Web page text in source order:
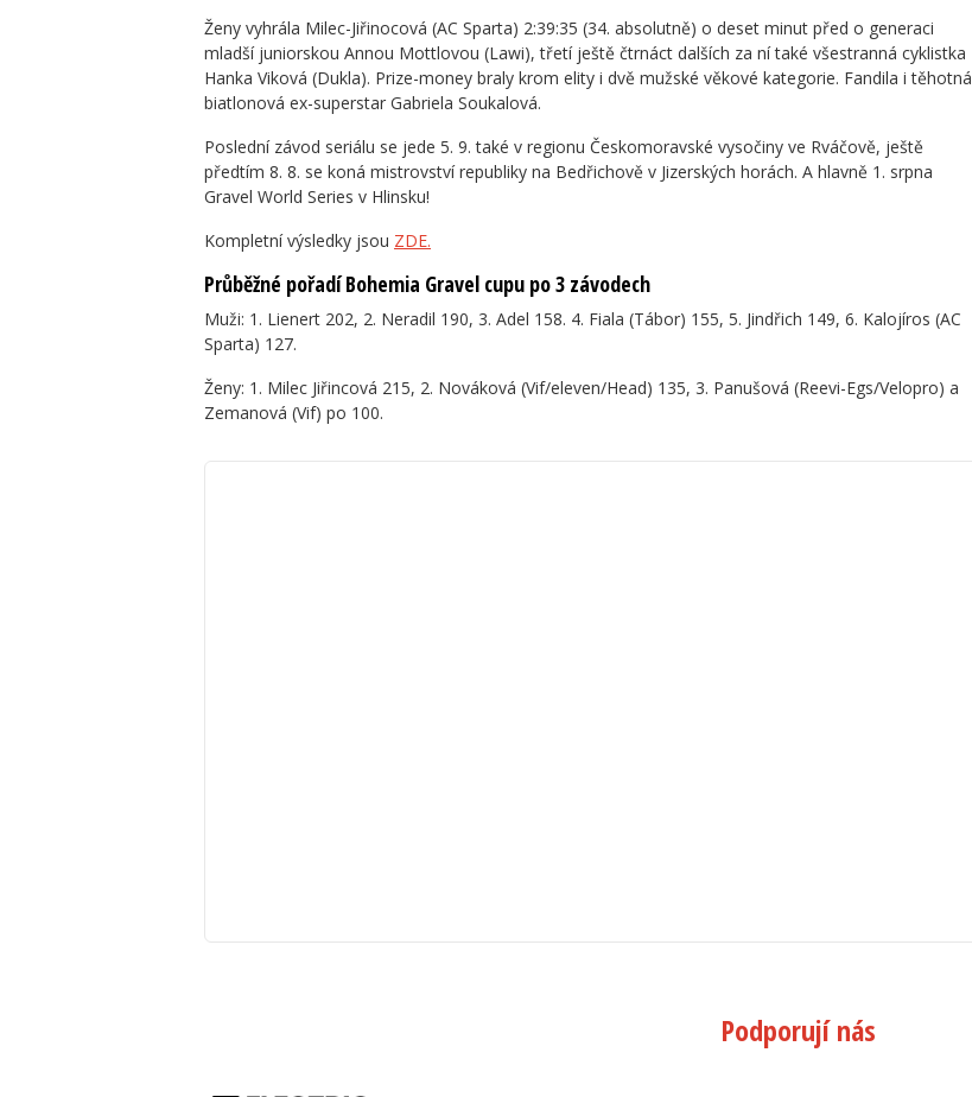
Ženy vyhrála Milec-Jiřinocová (AC Sparta) 2:39:35 (34. absolutně) o deset minut před o generaci
mladší juniorskou Annou Mottlovou (Lawi), třetí ještě čtrnáct dalších za ní také všestranná cyklistka
Hanka Viková (Dukla). Prize-money braly krom elity i dvě mužské věkové kategorie. Fandila i těhotná
biatlonová ex-superstar Gabriela Soukalová.
Poslední závod seriálu se jede 5. 9. také v regionu Českomoravské vysočiny ve Rváčově, ještě
předtím 8. 8. se koná mistrovství republiky na Bedřichově v Jizerských horách. A hlavně 1. srpna
Gravel World Series v Hlinsku!
Kompletní výsledky jsou ZDE.
Průběžné pořadí Bohemia Gravel cupu po 3 závodech
Muži: 1. Lienert 202, 2. Neradil 190, 3. Adel 158. 4. Fiala (Tábor) 155, 5. Jindřich 149, 6. Kalojíros (AC
Sparta) 127.
Ženy: 1. Milec Jiřincová 215, 2. Nováková (Vif/eleven/Head) 135, 3. Panušová (Reevi-Egs/Velopro) a
Zemanová (Vif) po 100.
Podporují nás